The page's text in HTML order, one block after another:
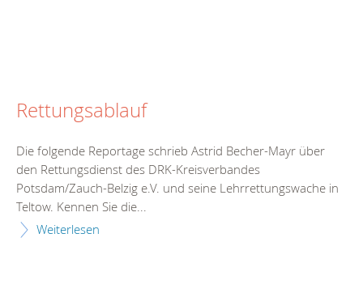
Rettungsablauf
Die folgende Reportage schrieb Astrid Becher-Mayr über
den Rettungsdienst des DRK-Kreisverbandes
Potsdam/Zauch-Belzig e.V. und seine Lehrrettungswache in
Teltow. Kennen Sie die...
Weiterlesen